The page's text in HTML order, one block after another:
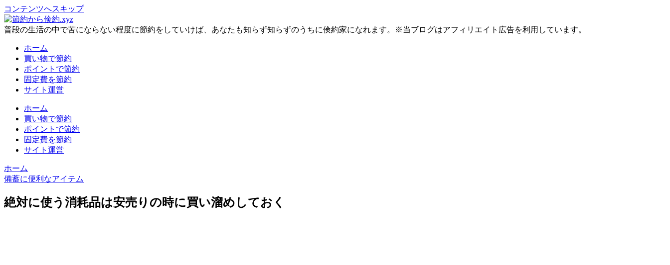
コンテンツへスキップ
普段の生活の中で苦にならない程度に節約をしていけば、あなたも知らず知らずのうちに倹約家になれます。※当ブログはアフィリエイト広告を利用しています。
ホーム
買い物で節約
ポイントで節約
固定費を節約
サイト運営
ホーム
買い物で節約
ポイントで節約
固定費を節約
サイト運営
ホーム
備蓄に便利なアイテム
絶対に使う消耗品は安売りの時に買い溜めしておく